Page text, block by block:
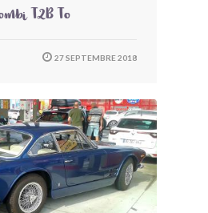
T2B To
27 SEPTEMBRE 2018